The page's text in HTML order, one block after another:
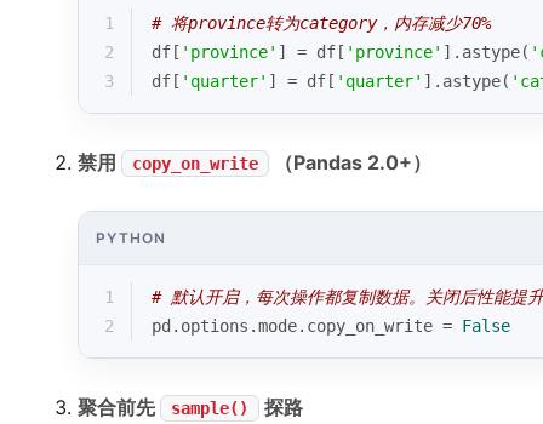
1
# 将province转为category，内存减少70%
2
df[ 'province' ] = df[ 'province' ].astype(
3
df[ 'quarter' ] = df[ 'quarter' ].astype(
禁用 copy_on_write （Pandas 2.0+）
PYTHON
1
# 默认开启，每次操作都复制数据。关闭后性能提升
2
pd.options.mode.copy_on_write = False
聚合前先 sample() 探路